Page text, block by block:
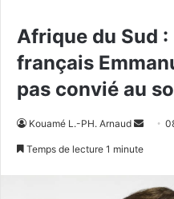
Afrique du Sud
français
pas convié au
Kouamé L.-PH. Arnaud
Temps de lecture 1 minute